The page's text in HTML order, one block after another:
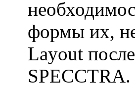
формы их,
Layout
SPECCTRA.